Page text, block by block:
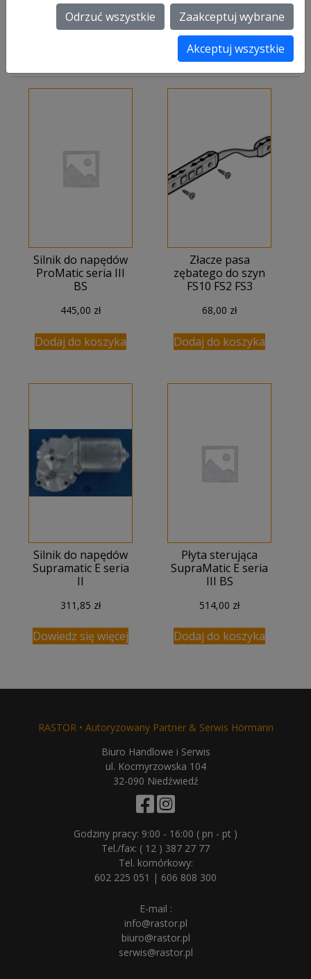
Silnik do napędów
ProMatic seria III
BS
445,00 zł
Dodaj do koszyka
Złacze pasa
zębatego do szyn
FS10 FS2 FS3
68,00 zł
Dodaj do koszyka
Silnik do napędów
Supramatic E seria
II
311,85 zł
Dowiedz się więcej
Płyta sterująca
SupraMatic E seria
III BS
514,00 zł
Dodaj do koszyka
RASTOR • Autoryzowany Partner & Serwis Hörmann
Biuro Handlowe i Serwis
ul. Kocmyrzowska 104
32-090 Niedźwiedź
Godziny pracy: 9:00 - 16:00 ( pn - pt )
Tel./fax: ( 12 ) 387 27 77
Tel. komórkowy:
602 225 051 | 606 808 300
E-mail :
info@rastor.pl
biuro@rastor.pl
serwis@rastor.pl
Odrzuć wszystkie Zaakceptuj wybrane
Akceptuj wszystkie